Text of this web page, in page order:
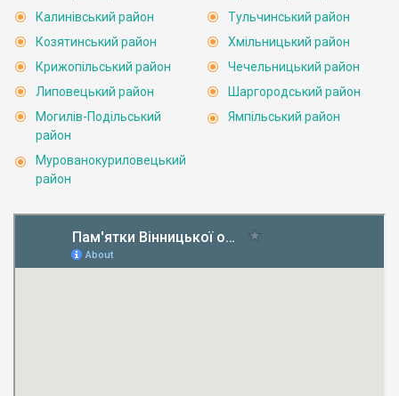
Калинівський район
Козятинський район
Крижопільський район
Липовецький район
Могилів-Подільський
район
Мурованокуриловецький
район
Тульчинський район
Хмільницький район
Чечельницький район
Шаргородський район
Ямпільський район